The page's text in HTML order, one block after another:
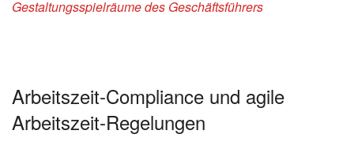
Gestaltungsspielräume des Geschäftsführers
Arbeitszeit-Compliance und agile
Arbeitszeit-Regelungen